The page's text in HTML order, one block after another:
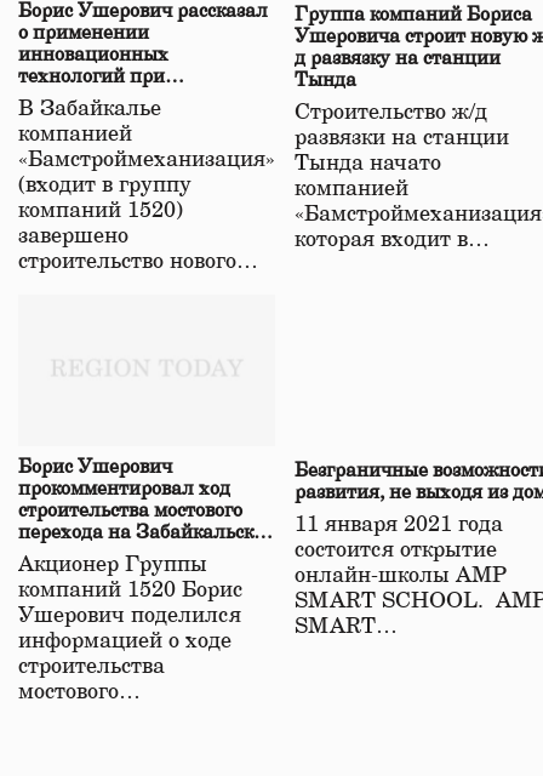
Борис Ушерович рассказал
о применении
инновационных
технологий при
строительстве нового моста
в Забайкалье
В Забайкалье
компанией
«Бамстроймеханизация»
(входит в группу
компаний 1520)
завершено
строительство нового…
Группа компаний Бориса
Ушеровича строит новую
д развязку на станции
Тында
Строительство ж/д
развязки на станции
Тында начато
компанией
которая входит в…
Борис Ушерович
прокомментировал ход
строительства мостового
перехода на Забайкальской
железной дороге
Акционер Группы
компаний 1520 Борис
Ушерович поделился
информацией о ходе
строительства
мостового…
Безграничные
развития, не выходя из
11 января 2021 года
состоится открытие
онлайн-школы АМР
SMART SCHOOL.
SMART…